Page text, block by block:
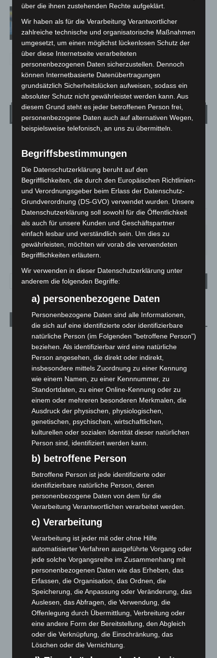
Vermisste Seniorin aus Godshorn tot
aufgefunden
Überwiegend Bewölkt
19.6°C
19°
DO.
29°
FR.
24°
SA.
27°
SO.
31°
Region Hannover: 21 neue Notfallsanitäter starten beim
Roten Kreuz
5. August 2026
Mann läuft mit Hockeyschläger über A7 – Polizei sucht
Zeugen
5. August 2026
Celle: Mensch stirbt bei Bagger-Unfall auf Baustelle
5. August 2026
beschädigt
5. August 2026
Anklage nach Abschaltung von „Archetyp Market“ erhoben
3. August 2026
Hannover: Polizei stoppt 166 Trunkenheitsfahrten bei
Großkontrolle
2. August 2026
Hannover Klassik Open Air 2026: Französische Oper im
Maschpark
2. August 2026
Schwarz Digits und Zscaler starten souveräne Cloud-
Sicherheitsplattform für Europa
2. August 2026
über die ihnen zustehenden Rechte aufgeklärt.
Wir haben als für die Verarbeitung Verantwortlicher
zahlreiche technische und organisatorische Maßnahmen
umgesetzt, um einen möglichst lückenlosen Schutz der
über diese Internetseite verarbeiteten
personenbezogenen Daten sicherzustellen. Dennoch
können Internetbasierte Datenübertragungen
grundsätzlich Sicherheitslücken aufweisen, sodass ein
absoluter Schutz nicht gewährleistet werden kann. Aus
diesem Grund steht es jeder betroffenen Person frei,
personenbezogene Daten auch auf alternativen Wegen,
beispielsweise telefonisch, an uns zu übermitteln.
Begriffsbestimmungen
Die Datenschutzerklärung beruht auf den
Begrifflichkeiten, die durch den Europäischen Richtlinien-
und Verordnungsgeber beim Erlass der Datenschutz-
Grundverordnung (DS-GVO) verwendet wurden. Unsere
Datenschutzerklärung soll sowohl für die Öffentlichkeit
als auch für unsere Kunden und Geschäftspartner
einfach lesbar und verständlich sein. Um dies zu
gewährleisten, möchten wir vorab die verwendeten
Begrifflichkeiten erläutern.
Wir verwenden in dieser Datenschutzerklärung unter
anderem die folgenden Begriffe:
a) personenbezogene Daten
Personenbezogene Daten sind alle Informationen,
die sich auf eine identifizierte oder identifizierbare
natürliche Person (im Folgenden "betroffene Person")
beziehen. Als identifizierbar wird eine natürliche
Person angesehen, die direkt oder indirekt,
insbesondere mittels Zuordnung zu einer Kennung
wie einem Namen, zu einer Kennnummer, zu
Standortdaten, zu einer Online-Kennung oder zu
einem oder mehreren besonderen Merkmalen, die
Ausdruck der physischen, physiologischen,
genetischen, psychischen, wirtschaftlichen,
kulturellen oder sozialen Identität dieser natürlichen
Person sind, identifiziert werden kann.
b) betroffene Person
Betroffene Person ist jede identifizierte oder
identifizierbare natürliche Person, deren
personenbezogene Daten von dem für die
Verarbeitung Verantwortlichen verarbeitet werden.
c) Verarbeitung
Verarbeitung ist jeder mit oder ohne Hilfe
automatisierter Verfahren ausgeführte Vorgang oder
jede solche Vorgangsreihe im Zusammenhang mit
personenbezogenen Daten wie das Erheben, das
Erfassen, die Organisation, das Ordnen, die
Speicherung, die Anpassung oder Veränderung, das
Auslesen, das Abfragen, die Verwendung, die
Offenlegung durch Übermittlung, Verbreitung oder
eine andere Form der Bereitstellung, den Abgleich
oder die Verknüpfung, die Einschränkung, das
Löschen oder die Vernichtung.